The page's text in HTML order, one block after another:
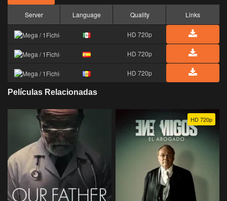
Server Language Quality Links
HD 720p
HD 720p
HD 720p
Películas Relacionadas
HD 720p